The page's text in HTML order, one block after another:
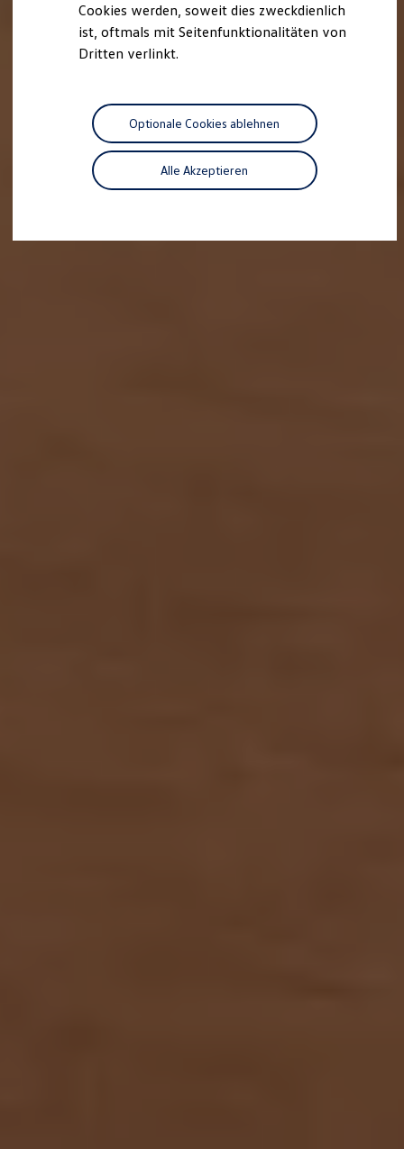
California Club
California Magazin & Ratgeber
Vanlife
California App
California Lifestyle & Zubehör
Übernachten im California
Unternehmen
Karriere
Nachhaltigkeit
Cookies werden, soweit dies zweckdienlich
ist, oftmals mit Seitenfunktionalitäten von
Dritten verlinkt.
Alle Akzeptieren
Optionale Cookies ablehnen